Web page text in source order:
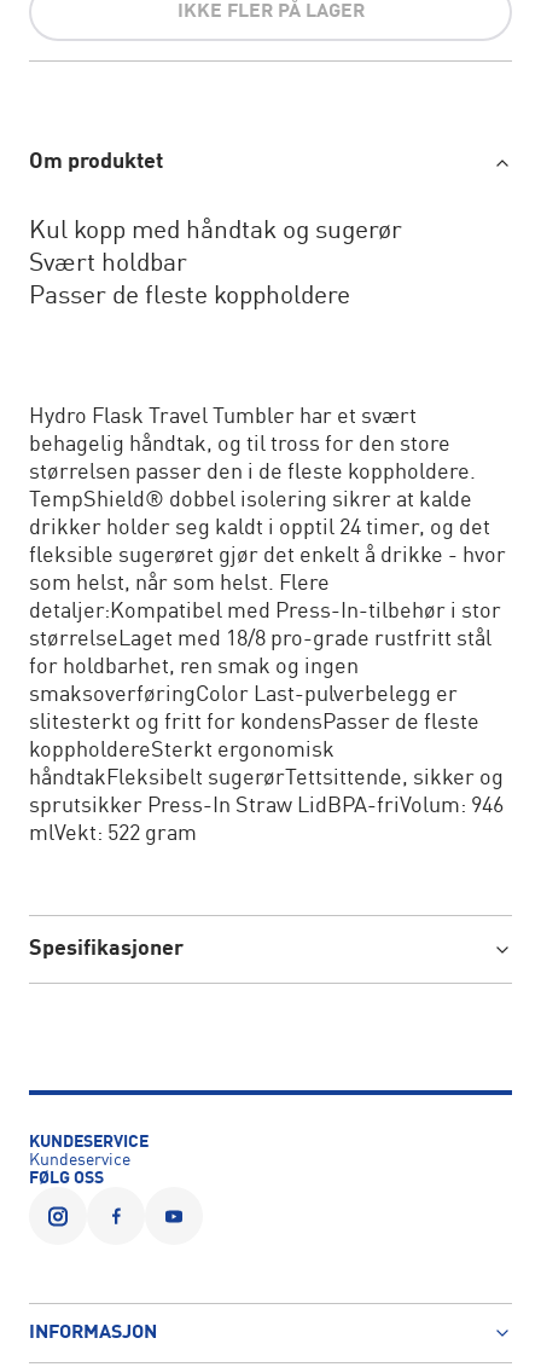
IKKE FLER PÅ LAGER
Om produktet
Kul kopp med håndtak og sugerør
Svært holdbar
Passer de fleste koppholdere
Hydro Flask Travel Tumbler har et svært
behagelig håndtak, og til tross for den store
størrelsen passer den i de fleste koppholdere.
TempShield® dobbel isolering sikrer at kalde
drikker holder seg kaldt i opptil 24 timer, og det
fleksible sugerøret gjør det enkelt å drikke - hvor
som helst, når som helst. Flere
detaljer:Kompatibel med Press-In-tilbehør i stor
størrelseLaget med 18/8 pro-grade rustfritt stål
for holdbarhet, ren smak og ingen
smaksoverføringColor Last-pulverbelegg er
slitesterkt og fritt for kondensPasser de fleste
koppholdereSterkt ergonomisk
håndtakFleksibelt sugerørTettsittende, sikker og
sprutsikker Press-In Straw LidBPA-friVolum: 946
mlVekt: 522 gram
Spesifikasjoner
KUNDESERVICE
Kundeservice
FØLG OSS
INFORMASJON